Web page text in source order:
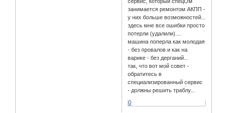
сервис, который спецОм
занимается ремонтом АКПП -
у них больше возможностей...
здесь мне все ошибки просто
потерли (удалили)....
машина поперла как молодая
- без провалов и как на
варике - без дерганий...
так, что вот мой совет -
обратитесь в
специализированный сервис
- должны решить траблу...
0